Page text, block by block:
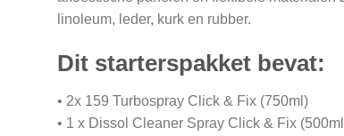
linoleum, leder, kurk en rubber.
Dit starterspakket bevat:
• 2x 159 Turbospray Click & Fix (750ml)
• 1 x Dissol Cleaner Spray Click & Fix